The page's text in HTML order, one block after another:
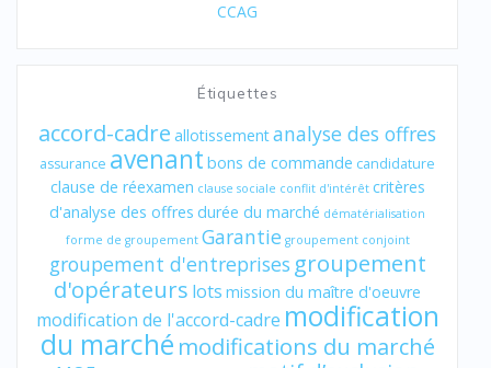
CCAG
Étiquettes
accord-cadre allotissementanalyse des offres
assurance avenant bons de commande candidature
clause de réexamen clause sociale conflit d'intérêt critères
d'analyse des offres durée du marché dématérialisation
forme de groupement Garantie groupement conjoint
groupement d'entreprises groupement
d'opérateurs lots mission du maître d'oeuvre
modification de l'accord-cadre modification
du marché modifications du marché